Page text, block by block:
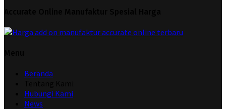
Beranda
Hubungi Kami
News